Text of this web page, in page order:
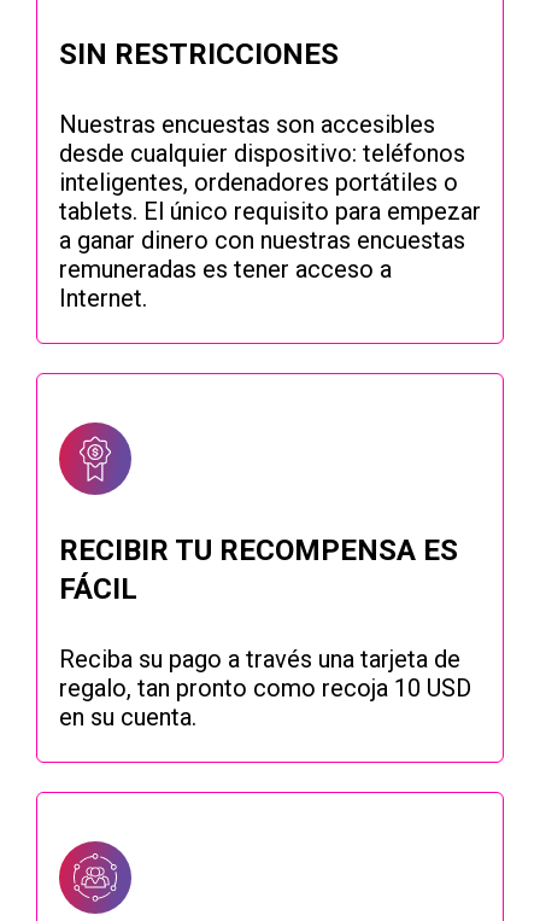
SIN RESTRICCIONES
Nuestras encuestas son accesibles
desde cualquier dispositivo: teléfonos
inteligentes, ordenadores portátiles o
tablets. El único requisito para empezar
a ganar dinero con nuestras encuestas
remuneradas es tener acceso a
Internet.
RECIBIR TU RECOMPENSA ES
FÁCIL
Reciba su pago a través una tarjeta de
regalo, tan pronto como recoja 10 USD
en su cuenta.